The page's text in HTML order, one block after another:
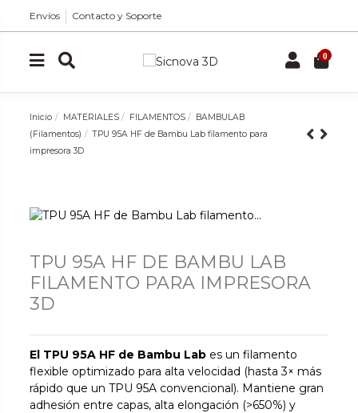
Envíos Contacto y Soporte
0
Inicio MATERIALES FILAMENTOS
BAMBULAB
(Filamentos)
TPU 95A HF de Bambu Lab filamento para
impresora 3D
TPU 95A HF DE BAMBU LAB
FILAMENTO PARA IMPRESORA
3D
El TPU 95A HF de Bambu Lab es un filamento
flexible optimizado para alta velocidad (hasta 3× más
rápido que un TPU 95A convencional). Mantiene gran
adhesión entre capas, alta elongación (>650%) y